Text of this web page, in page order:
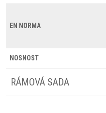
EN NORMA
NOSNOST
RÁMOVÁ SADA